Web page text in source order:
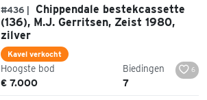
#436 |
Chippendale bestekcassette
(136), M.J. Gerritsen, Zeist 1980,
zilver
Kavel verkocht
Hoogste bod
€ 7.000
Biedingen
7
6